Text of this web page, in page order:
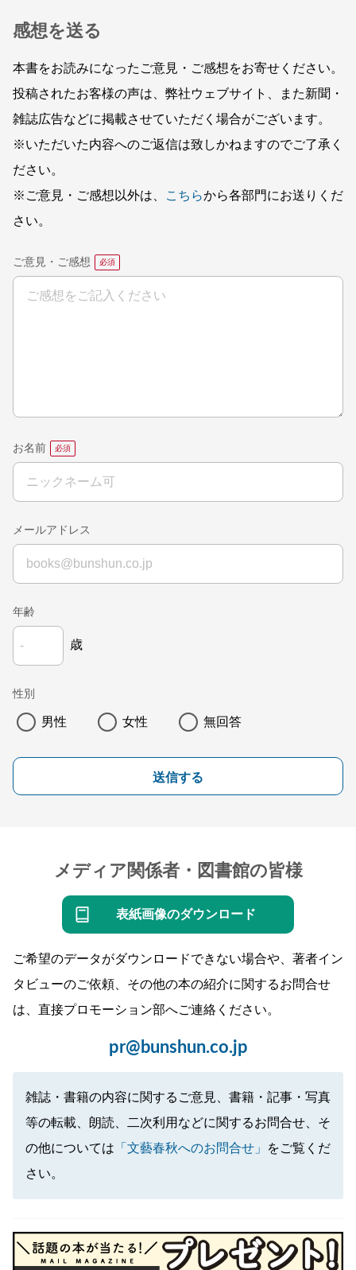
感想を送る
本書をお読みになったご意見・ご感想をお寄せください。
投稿されたお客様の声は、弊社ウェブサイト、また新聞・
雑誌広告などに掲載させていただく場合がございます。
※いただいた内容へのご返信は致しかねますのでご了承く
ださい。
※ご意見・ご感想以外は、
こちらから各部門にお送りくだ
さい。
ご意見・ご感想
お名前
メールアドレス
年齢
歳
性別
男性 女性 無回答
送信する
メディア関係者・図書館の皆様
表紙画像のダウンロード
ご希望のデータがダウンロードできない場合や、著者イン
タビューのご依頼、その他の本の紹介に関するお問合せ
は、直接プロモーション部へご連絡ください。
pr@bunshun.co.jp
雑誌・書籍の内容に関するご意見、書籍・記事・写真
等の転載、朗読、二次利用などに関するお問合せ、そ
の他については 「文藝春秋へのお問合せ」
をご覧くだ
さい。